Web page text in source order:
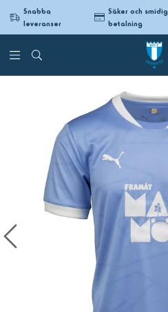
Snabba
leveranser
Säker och smidig
betalning